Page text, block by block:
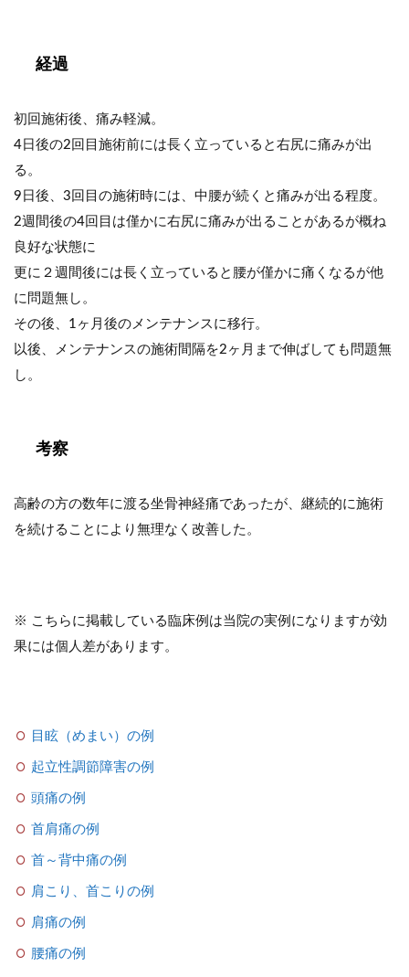
経過
初回施術後、痛み軽減。
4日後の2回目施術前には長く立っていると右尻に痛みが出
る。
9日後、3回目の施術時には、中腰が続くと痛みが出る程度。
2週間後の4回目は僅かに右尻に痛みが出ることがあるが概ね
良好な状態に
更に２週間後には長く立っていると腰が僅かに痛くなるが他
に問題無し。
その後、1ヶ月後のメンテナンスに移行。
以後、メンテナンスの施術間隔を2ヶ月まで伸ばしても問題無
し。
考察
高齢の方の数年に渡る坐骨神経痛であったが、継続的に施術
を続けることにより無理なく改善した。
※ こちらに掲載している臨床例は当院の実例になりますが効
果には個人差があります。
目眩（めまい）の例
起立性調節障害の例
頭痛の例
首肩痛の例
首～背中痛の例
肩こり、首こりの例
肩痛の例
腰痛の例